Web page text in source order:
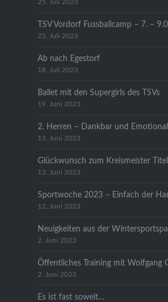
25. Juli 2023
TSV Vordorf Fussballcamp – 7. –
25. Juli 2023
Ab nach Egestorf
18. Juli 2023
Ballet mit den Supergirls des TSVs
19. Juni 2023
2. Herren – Dankbar und Emotional
13. Juni 2023
Glückwunsch zum Kreismeister Titel
13. Juni 2023
Sportwoche 2023 – Einfach der
12. Juni 2023
Neuigkeiten aus der
2. Juni 2023
Öffentliches Training mit Wolfgang
2. Juni 2023
Es ist fast soweit…